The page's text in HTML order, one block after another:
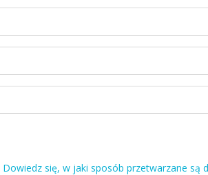
Dowiedz się, w jaki sposób przetwarzane są